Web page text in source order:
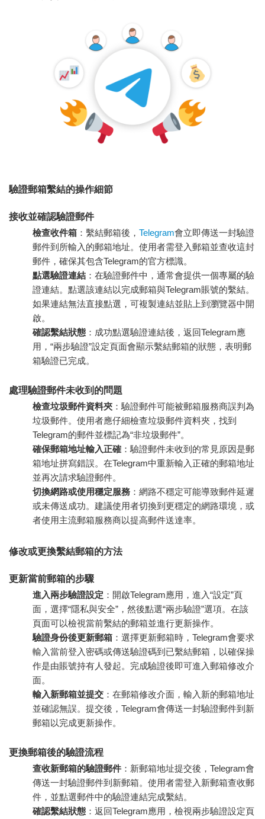
驗證郵箱繫結的操作細節
接收並確認驗證郵件
檢查收件箱 ：繫結郵箱後， Telegram會立即傳送一封驗證
郵件到所輸入的郵箱地址。使用者需登入郵箱並查收這封
郵件，確保其包含Telegram的官方標識。
點選驗證連結 ：在驗證郵件中，通常會提供一個專屬的驗
證連結。點選該連結以完成郵箱與Telegram賬號的繫結。
如果連結無法直接點選，可複製連結並貼上到瀏覽器中開
啟。
確認繫結狀態 ：成功點選驗證連結後，返回Telegram應
用，“兩步驗證”設定頁面會顯示繫結郵箱的狀態，表明郵
箱驗證已完成。
處理驗證郵件未收到的問題
檢查垃圾郵件資料夾 ：驗證郵件可能被郵箱服務商誤判為
垃圾郵件。使用者應仔細檢查垃圾郵件資料夾，找到
Telegram的郵件並標記為“非垃圾郵件”。
確保郵箱地址輸入正確 ：驗證郵件未收到的常見原因是郵
箱地址拼寫錯誤。在Telegram中重新輸入正確的郵箱地址
並再次請求驗證郵件。
切換網路或使用穩定服務 ：網路不穩定可能導致郵件延遲
或未傳送成功。建議使用者切換到更穩定的網路環境，或
者使用主流郵箱服務商以提高郵件送達率。
修改或更換繫結郵箱的方法
更新當前郵箱的步驟
進入兩步驗證設定 ：開啟Telegram應用，進入“設定”頁
面，選擇“隱私與安全”，然後點選“兩步驗證”選項。在該
頁面可以檢視當前繫結的郵箱並進行更新操作。
驗證身份後更新郵箱 ：選擇更新郵箱時，Telegram會要求
輸入當前登入密碼或傳送驗證碼到已繫結郵箱，以確保操
作是由賬號持有人發起。完成驗證後即可進入郵箱修改介
面。
輸入新郵箱並提交 ：在郵箱修改介面，輸入新的郵箱地址
並確認無誤。提交後，Telegram會傳送一封驗證郵件到新
郵箱以完成更新操作。
更換郵箱後的驗證流程
查收新郵箱的驗證郵件 ：新郵箱地址提交後，Telegram會
傳送一封驗證郵件到新郵箱。使用者需登入新郵箱查收郵
件，並點選郵件中的驗證連結完成繫結。
確認繫結狀態 ：返回Telegram應用，檢視兩步驗證設定頁